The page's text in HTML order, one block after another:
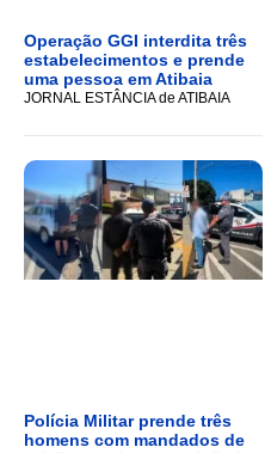
Operação GGI interdita três
estabelecimentos e prende
uma pessoa em Atibaia
JORNAL ESTÂNCIA de ATIBAIA
Polícia Militar prende três
homens com mandados de